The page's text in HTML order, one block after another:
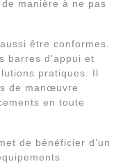
manière à ne pas
être conformes.
barres d’appui et
pratiques. Il
de manœuvre
en toute
de bénéficier d’un